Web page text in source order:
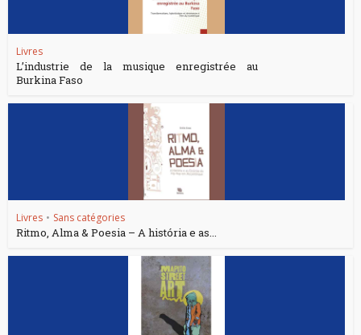
Livres
L’industrie de la musique enregistrée au
Burkina Faso
Livres • Sans catégories
Ritmo, Alma & Poesia – A história e as...